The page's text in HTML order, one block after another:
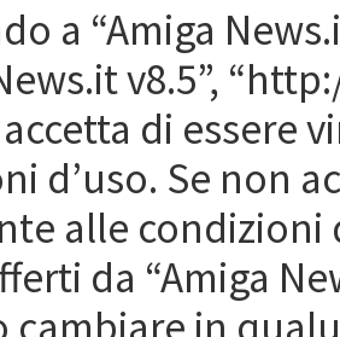
a “Amiga
v8.5”,
di essere
d’uso. Se non
alle condizioni
da “Amiga